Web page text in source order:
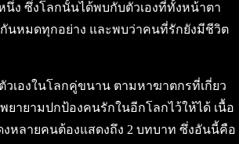
ง ซึ่งโลกนั้นได้พบกับตัวเองที่ทั้งหน้าตา
นหมดทุกอย่าง และพบว่าคนที่รักยังมีชีวิต
วเองในโลกคู่ขนาน ตามหาฆาตกรที่เกี่ยว
ยายามปกป้องคนรักในอีกโลกไว้ให้ได้ เนื้อ
งหลายคนต้องแสดงถึง 2 บทบาท ซึ่งอันนี้คือ